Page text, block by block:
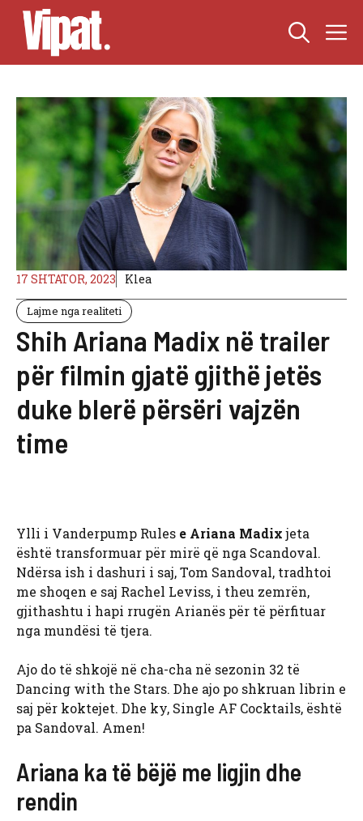
Skip
content
17 SHTATOR, 2023 Klea
Lajme nga realiteti
Shih Ariana Madix në trailer
për filmin gjatë gjithë jetës
duke blerë përsëri vajzën
time
Ylli i Vanderpump Rules e Ariana Madixjeta
është transformuar për mirë që nga Scandoval.
Ndërsa ish i dashuri i saj, Tom Sandoval, tradhtoi
me shoqen e saj Rachel Leviss, i theu zemrën,
gjithashtu i hapi rrugën Arianës për të përfituar
nga mundësi të tjera.
Ajo do të shkojë në cha-cha në sezonin 32 të
Dancing with the Stars. Dhe ajo po shkruan librin e
saj për koktejet. Dhe ky, Single AF Cocktails, është
pa Sandoval. Amen!
Ariana ka të bëjë me ligjin dhe
rendin